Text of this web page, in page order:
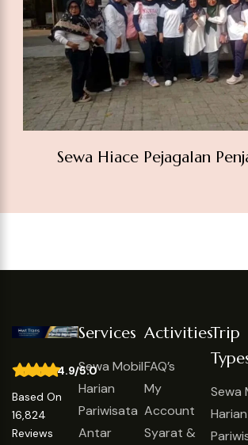
Sewa Hiace Pejagalan
4.9/5.0
Based On
16,824
Reviews
Services
Sewa Mobil
Harian
Pariwisata
Antar
Activities
FAQ’s
My
Account
Syarat &
Trip
Sewa
Harian